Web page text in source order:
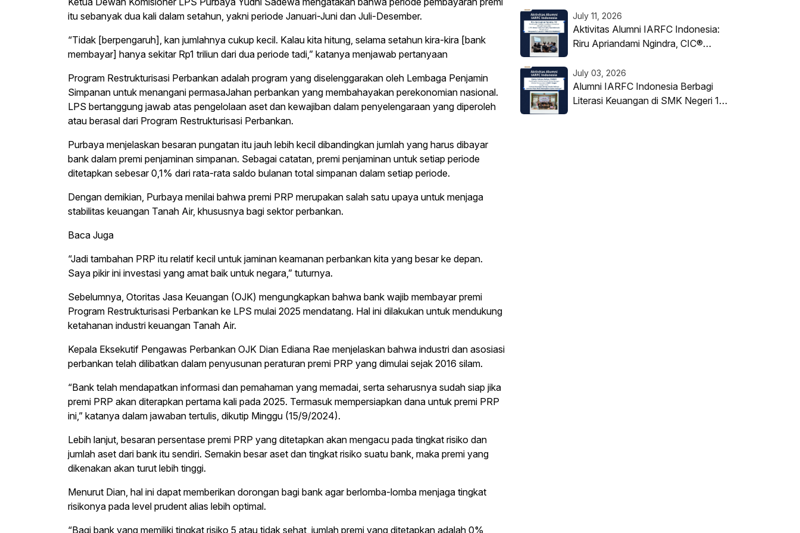
itu sebanyak dua kali dalam setahun, yakni periode Januari-Juni dan Juli-Desember.
“Tidak [berpengaruh], kan jumlahnya cukup kecil. Kalau kita hitung, selama setahun kira-kira [bank
membayar] hanya sekitar Rp1 triliun dari dua periode tadi,” katanya menjawab pertanyaan
Program Restrukturisasi Perbankan adalah program yang diselenggarakan oleh Lembaga Penjamin
Simpanan untuk menangani permasaJahan perbankan yang membahayakan perekonomian nasional.
LPS bertanggung jawab atas pengelolaan aset dan kewajiban dalam penyelengaraan yang diperoleh
atau berasal dari Program Restrukturisasi Perbankan.
Purbaya menjelaskan besaran pungatan itu jauh lebih kecil dibandingkan jumlah yang harus dibayar
bank dalam premi penjaminan simpanan. Sebagai catatan, premi penjaminan untuk setiap periode
ditetapkan sebesar 0,1% dari rata-rata saldo bulanan total simpanan dalam setiap periode.
Dengan demikian, Purbaya menilai bahwa premi PRP merupakan salah satu upaya untuk menjaga
stabilitas keuangan Tanah Air, khususnya bagi sektor perbankan.
Baca Juga
“Jadi tambahan PRP itu relatif kecil untuk jaminan keamanan perbankan kita yang besar ke depan.
Saya pikir ini investasi yang amat baik untuk negara,” tuturnya.
Sebelumnya, Otoritas Jasa Keuangan (OJK) mengungkapkan bahwa bank wajib membayar premi
Program Restrukturisasi Perbankan ke LPS mulai 2025 mendatang. Hal ini dilakukan untuk mendukung
ketahanan industri keuangan Tanah Air.
Kepala Eksekutif Pengawas Perbankan OJK Dian Ediana Rae menjelaskan bahwa industri dan asosiasi
perbankan telah dilibatkan dalam penyusunan peraturan premi PRP yang dimulai sejak 2016 silam.
“Bank telah mendapatkan informasi dan pemahaman yang memadai, serta seharusnya sudah siap jika
premi PRP akan diterapkan pertama kali pada 2025. Termasuk mempersiapkan dana untuk premi PRP
ini,” katanya dalam jawaban tertulis, dikutip Minggu (15/9/2024).
Lebih lanjut, besaran persentase premi PRP yang ditetapkan akan mengacu pada tingkat risiko dan
jumlah aset dari bank itu sendiri. Semakin besar aset dan tingkat risiko suatu bank, maka premi yang
dikenakan akan turut lebih tinggi.
Menurut Dian, hal ini dapat memberikan dorongan bagi bank agar berlomba-lomba menjaga tingkat
risikonya pada level prudent alias lebih optimal.
“Bagi bank yang memiliki tingkat risiko 5 atau tidak sehat, jumlah premi yang ditetapkan adalah 0%
July 11, 2026
Aktivitas Alumni IARFC Indonesia:
Riru Apriandami Ngindra, CIC®
Warrant di PT Korea Investment
Sekuritas Indonesia
July 03, 2026
Alumni IARFC Indonesia Berbagi
Literasi Keuangan di SMK Negeri 1